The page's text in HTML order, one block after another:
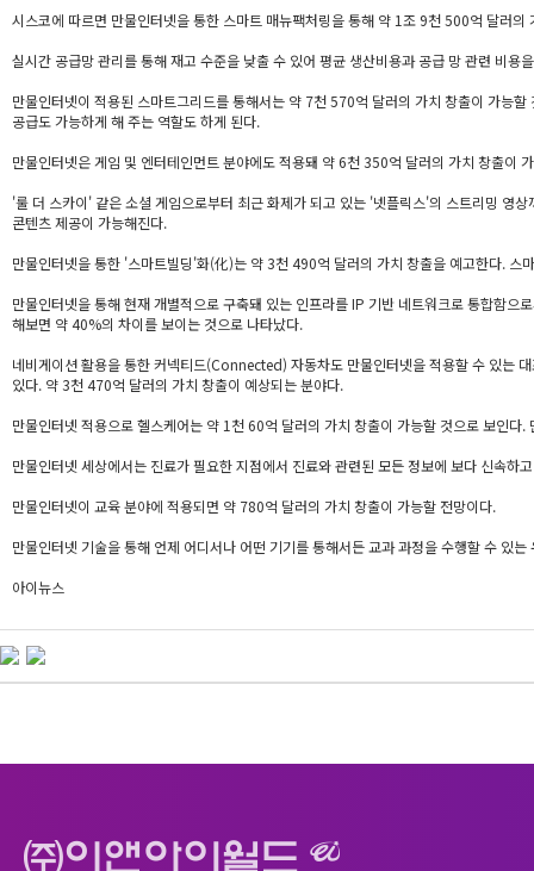
시스코에 따르면 만물인터넷을 통한 스마트 매뉴팩처링을 통해 약 1조 9천 500억 달러
실시간 공급망 관리를 통해 재고 수준을 낮출 수 있어 평균 생산비용과 공급 망 관련 비용
만물인터넷이 적용된 스마트그리드를 통해서는 약 7천 570억 달러의 가치 창출이 가능
공급도 가능하게 해 주는 역할도 하게 된다.
만물인터넷은 게임 및 엔터테인먼트 분야에도 적용돼 약 6천 350억 달러의 가치 창출이
'룰 더 스카이' 같은 소셜 게임으로부터 최근 화제가 되고 있는 '넷플릭스'의 스트리밍 영
콘텐츠 제공이 가능해진다.
만물인터넷을 통한 '스마트빌딩'화(化)는 약 3천 490억 달러의 가치 창출을 예고한다. 스
만물인터넷을 통해 현재 개별적으로 구축돼 있는 인프라를 IP 기반 네트워크로 통합함
해보면 약 40%의 차이를 보이는 것으로 나타났다.
네비게이션 활용을 통한 커넥티드(Connected) 자동차도 만물인터넷을 적용할 수 있는
있다. 약 3천 470억 달러의 가치 창출이 예상되는 분야다.
만물인터넷 적용으로 헬스케어는 약 1천 60억 달러의 가치 창출이 가능할 것으로 보인
만물인터넷 세상에서는 진료가 필요한 지점에서 진료와 관련된 모든 정보에 보다 신속
만물인터넷이 교육 분야에 적용되면 약 780억 달러의 가치 창출이 가능할 전망이다.
만물인터넷 기술을 통해 언제 어디서나 어떤 기기를 통해서든 교과 과정을 수행할 수 있
아이뉴스